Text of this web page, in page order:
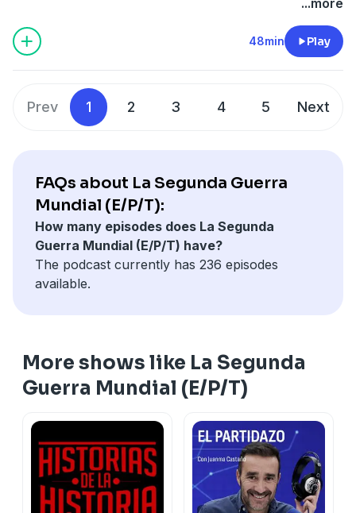
48min Play
Prev 1 2 3 4 5 Next
FAQs about La Segunda Guerra
Mundial (E/P/T):
How many episodes does La Segunda
Guerra Mundial (E/P/T) have?
The podcast currently has 236 episodes
available.
More shows like La Segunda
Guerra Mundial (E/P/T)